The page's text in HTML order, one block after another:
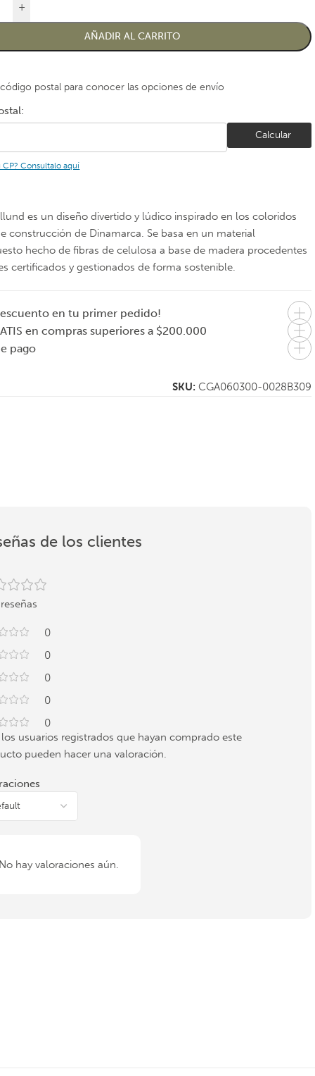
Cesto de ropa
Servilletero nórdico
$77.000
+
AÑADIR AL CARRITO
postal para conocer las opciones de envío
Calcular
CP? Consultalo aquí
es un diseño divertido y lúdico inspirado en los coloridos
construcción de Dinamarca. Se basa en un material
hecho de fibras de celulosa a base de madera procedentes
certificados y gestionados de forma sostenible.
en tu primer pedido!
en compras superiores a $200.000
pago
SKU: CGA060300-0028B309
de los clientes
0
0
0
0
0
hay valoraciones aún.
usuarios registrados que hayan comprado este
pueden hacer una valoración.